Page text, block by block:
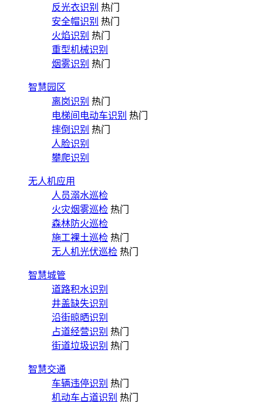
反光衣识别 热门
安全帽识别 热门
火焰识别 热门
重型机械识别
烟雾识别 热门
智慧园区
离岗识别 热门
电梯间电动车识别 热门
摔倒识别 热门
人脸识别
攀爬识别
无人机应用
人员溺水巡检
火灾烟雾巡检 热门
森林防火巡检
施工裸土巡检 热门
无人机光伏巡检 热门
智慧城管
道路积水识别
井盖缺失识别
沿街晾晒识别
占道经营识别 热门
街道垃圾识别 热门
智慧交通
车辆违停识别 热门
机动车占道识别 热门